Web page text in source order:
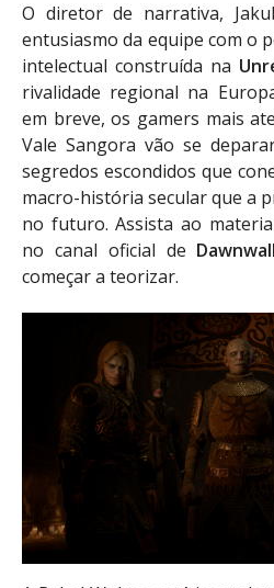
O diretor de narrativa,
entusiasmo da equipe com o
intelectual construída na
rivalidade regional na
em breve, os gamers mais
Vale Sangora vão se
segredos escondidos que
macro-história secular que a
no futuro. Assista ao
no canal oficial de
começar a teorizar.